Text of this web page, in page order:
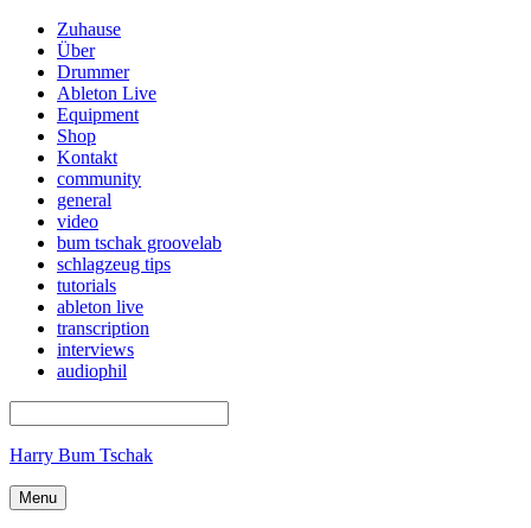
Zuhause
Über
Drummer
Ableton Live
Equipment
Shop
Kontakt
community
general
video
bum tschak groovelab
schlagzeug tips
tutorials
ableton live
transcription
interviews
audiophil
Harry Bum Tschak
Menu